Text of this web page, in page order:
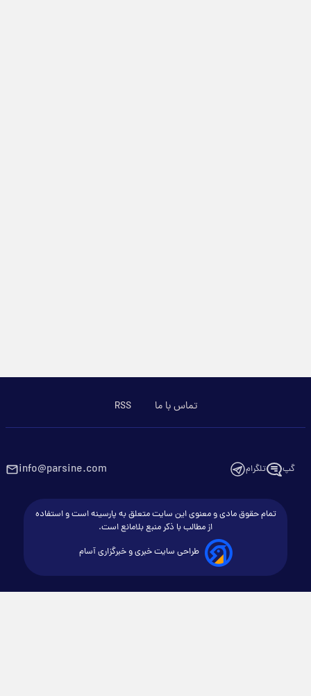
تماس با ما RSS
گپ تلگرام info@parsine.com
تمام حقوق مادی و معنوی این سایت متعلق به پارسینه است و استفاده
از مطالب با ذکر منبع بلامانع است.
طراحی سایت خبری و خبرگزاری آسام